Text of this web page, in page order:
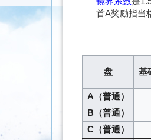
首A奖励指当
盘 基
A（普通）
B（普通）
C（普通）